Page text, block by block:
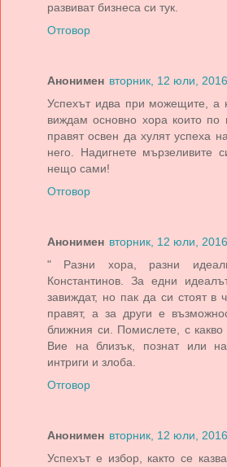
развиват бизнеса си тук.
Отговор
Анонимен вторник, 12 юли, 2016
Успехът идва при можещите, а
виждам основно хора които
правят освен да хулят успеха
него. Надигнете мързеливите
нещо сами!
Отговор
Анонимен вторник, 12 юли, 2016
" Разни хора, разни
Константинов. За едни
завиждат, но пак да си стоят в
правят, а за други е
ближния си. Помислете, с
Вие на близък, познат или
интриги и злоба.
Отговор
Анонимен вторник, 12 юли, 2016
Успехът е избор, както се